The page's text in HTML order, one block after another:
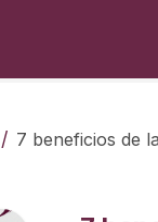
/ 7 beneficios de